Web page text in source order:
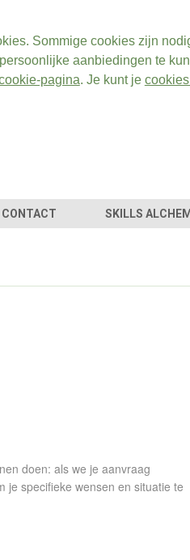
Sommige cookies zijn
aanbiedingen te
pagina. Je kunt je
CONTACT SKILLS
doen: als we je aanvraag
je specifieke wensen en situatie te